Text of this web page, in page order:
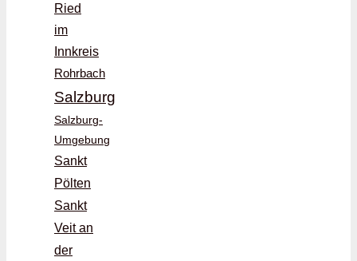
Ried
im
Innkreis
Rohrbach
Salzburg
Salzburg-
Umgebung
Sankt
Pölten
Sankt
Veit an
der